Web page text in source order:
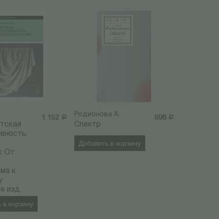
1 152 Р
От
к
изд.
в корзину
698 Р
Родионова А.
Спектр
Добавить в корзину